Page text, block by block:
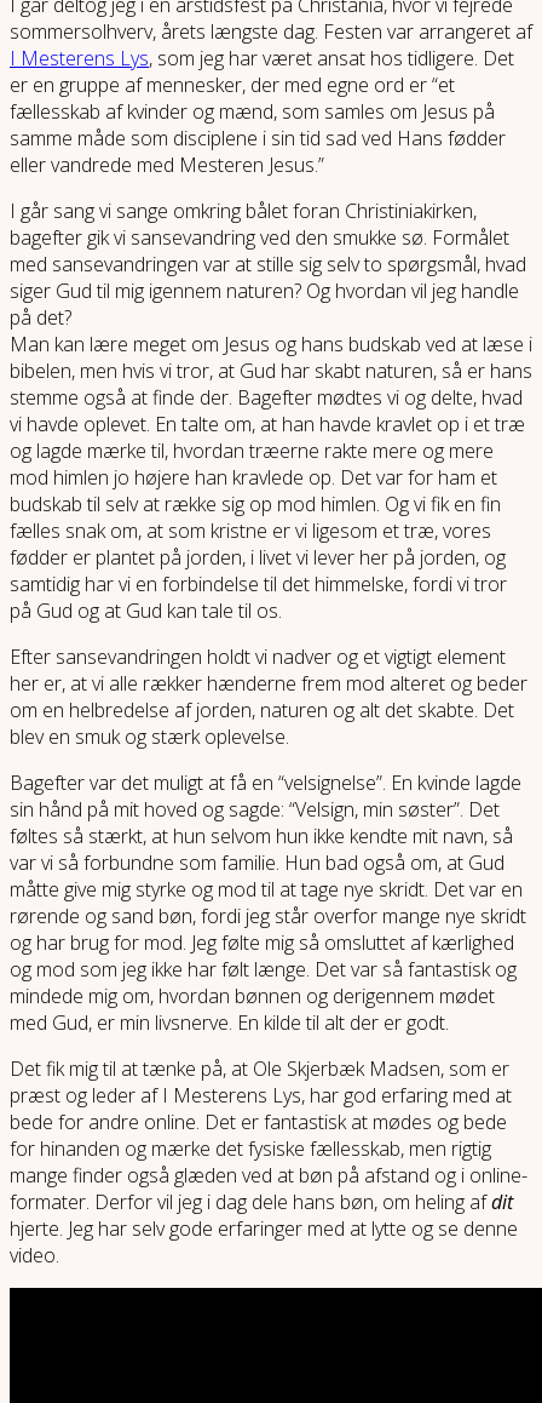
sommersolhverv, årets længste dag. Festen var arrangeret af
I Mesterens Lys, som jeg har været ansat hos tidligere. Det
er en gruppe af mennesker, der med egne ord er “et
fællesskab af kvinder og mænd, som samles om Jesus på
samme måde som disciplene i sin tid sad ved Hans fødder
eller vandrede med Mesteren Jesus.”
I går sang vi sange omkring bålet foran Christiniakirken,
bagefter gik vi sansevandring ved den smukke sø. Formålet
med sansevandringen var at stille sig selv to spørgsmål, hvad
siger Gud til mig igennem naturen? Og hvordan vil jeg handle
på det?
Man kan lære meget om Jesus og hans budskab ved at læse i
bibelen, men hvis vi tror, at Gud har skabt naturen, så er hans
stemme også at finde der. Bagefter mødtes vi og delte, hvad
vi havde oplevet. En talte om, at han havde kravlet op i et træ
og lagde mærke til, hvordan træerne rakte mere og mere
mod himlen jo højere han kravlede op. Det var for ham et
budskab til selv at række sig op mod himlen. Og vi fik en fin
fælles snak om, at som kristne er vi ligesom et træ, vores
fødder er plantet på jorden, i livet vi lever her på jorden, og
samtidig har vi en forbindelse til det himmelske, fordi vi tror
på Gud og at Gud kan tale til os.
Efter sansevandringen holdt vi nadver og et vigtigt element
her er, at vi alle rækker hænderne frem mod alteret og beder
om en helbredelse af jorden, naturen og alt det skabte. Det
blev en smuk og stærk oplevelse.
Bagefter var det muligt at få en “velsignelse”. En kvinde lagde
sin hånd på mit hoved og sagde: “Velsign, min søster”. Det
føltes så stærkt, at hun selvom hun ikke kendte mit navn, så
var vi så forbundne som familie. Hun bad også om, at Gud
måtte give mig styrke og mod til at tage nye skridt. Det var en
rørende og sand bøn, fordi jeg står overfor mange nye skridt
og har brug for mod. Jeg følte mig så omsluttet af kærlighed
og mod som jeg ikke har følt længe. Det var så fantastisk og
mindede mig om, hvordan bønnen og derigennem mødet
med Gud, er min livsnerve. En kilde til alt der er godt.
Det fik mig til at tænke på, at Ole Skjerbæk Madsen, som er
præst og leder af I Mesterens Lys, har god erfaring med at
bede for andre online. Det er fantastisk at mødes og bede
for hinanden og mærke det fysiske fællesskab, men rigtig
mange finder også glæden ved at bøn på afstand og i online-
formater. Derfor vil jeg i dag dele hans bøn, om heling afdit
hjerte. Jeg har selv gode erfaringer med at lytte og se denne
video.